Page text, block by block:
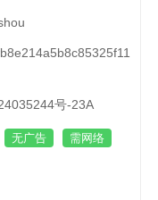
号-23A
无广告 需网络